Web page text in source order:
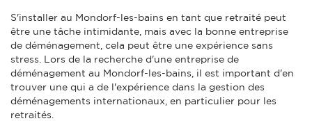
S'installer au Mondorf-les-bains en tant que retraité peut
être une tâche intimidante, mais avec la bonne entreprise
de déménagement, cela peut être une expérience sans
stress. Lors de la recherche d'une entreprise de
déménagement au Mondorf-les-bains, il est important d'en
trouver une qui a de l'expérience dans la gestion des
déménagements internationaux, en particulier pour les
retraités.